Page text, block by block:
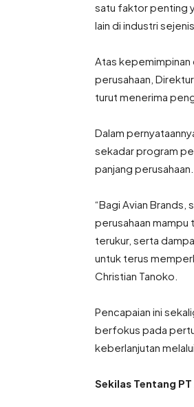
satu faktor penting
lain di industri sejenis.
Atas kepemimpinan
perusahaan,
turut menerima
Dalam
sekadar program
panjang perusahaan.
“Bagi Avian
perusahaan mampu
terukur, serta
untuk terus
Christian Tanoko.
Pencapaian ini
berfokus pada
keberlanjutan
Sekilas Tentang